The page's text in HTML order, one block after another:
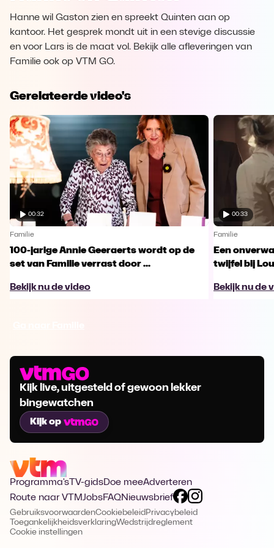
Hanne wil Gaston zien en spreekt Quinten aan op
kantoor. Het gesprek mondt uit in een stevige discussie
en voor Lars is de maat vol. Bekijk alle afleveringen van
Familie ook op VTM GO.
Gerelateerde video's
00:32
Familie
100-jarige Annie Geeraerts wordt op de
set van Familie verrast door ...
Bekijk nu de video
00:33
Familie
Een
twijfel bij
Bekijk nu de
Kijk live, uitgesteld of gewoon lekker
bingewatchen
Kijk op
Programma's TV-gidsDoe meeAdverteren
Route naar VTMJobsFAQNieuwsbrief
GebruiksvoorwaardenCookiebeleid Privacybeleid
ToegankelijkheidsverklaringWedstrijdreglement
Cookie instellingen